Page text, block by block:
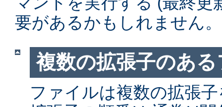
要があるかもしれません。
複数の拡張子のあ
ファイルは複数の拡張